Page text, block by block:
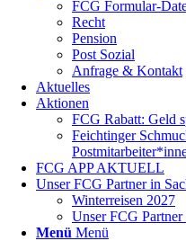
FCG Formular-
Recht
Pension
Post Sozial
Anfrage & Kontakt
Aktuelles
Aktionen
FCG Rabatt: Geld
Feichtinger
FCG APP AKTUELL
Unser FCG Partner in
Winterreisen 2027
Unser FCG Partner
Menü Menü